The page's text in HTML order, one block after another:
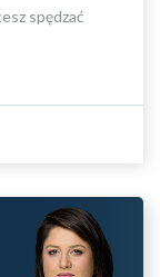
spędzać